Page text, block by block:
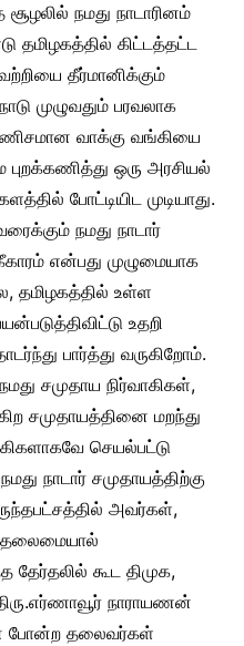
நமது நாடாரினம்
தமிழகத்தில் கிட்டத்தட்ட
தீர்மானிக்கும்
முழுவதும் பரவலாக
வாக்கு வங்கியை
ஒரு அரசியல்
போட்டியிட முடியாது.
நமது நாடார்
என்பது முழுமையாக
தமிழகத்தில் உள்ள
உதறி
பார்த்து வருகிறோம்.
சமுதாய நிர்வாகிகள்,
சமுதாயத்தினை மறந்து
செயல்பட்டு
நாடார் சமுதாயத்திற்கு
அவர்கள்,
தேர்தலில் கூட திமுக,
நாராயணன்
போன்ற தலைவர்கள்